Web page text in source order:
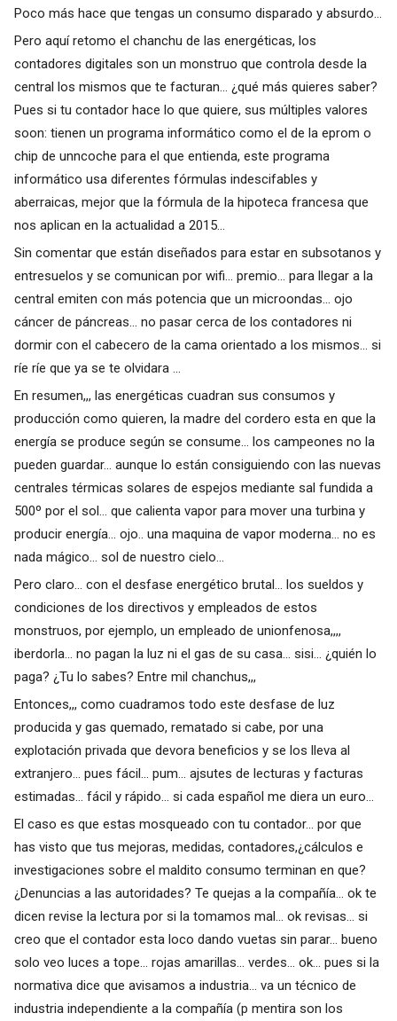
Poco más hace que tengas un consumo disparado y absurdo...
Pero aquí retomo el chanchu de las energéticas, los
contadores digitales son un monstruo que controla desde la
central los mismos que te facturan... ¿qué más quieres saber?
Pues si tu contador hace lo que quiere, sus múltiples valores
soon: tienen un programa informático como el de la eprom o
chip de unncoche para el que entienda, este programa
informático usa diferentes fórmulas indescifables y
aberraicas, mejor que la fórmula de la hipoteca francesa que
nos aplican en la actualidad a 2015...
Sin comentar que están diseñados para estar en subsotanos y
entresuelos y se comunican por wifi... premio... para llegar a la
central emiten con más potencia que un microondas... ojo
cáncer de páncreas... no pasar cerca de los contadores ni
dormir con el cabecero de la cama orientado a los mismos... si
ríe ríe que ya se te olvidara ...
En resumen,,, las energéticas cuadran sus consumos y
producción como quieren, la madre del cordero esta en que la
energía se produce según se consume... los campeones no la
pueden guardar... aunque lo están consiguiendo con las nuevas
centrales térmicas solares de espejos mediante sal fundida a
500º por el sol... que calienta vapor para mover una turbina y
producir energía... ojo.. una maquina de vapor moderna... no es
nada mágico... sol de nuestro cielo...
Pero claro... con el desfase energético brutal... los sueldos y
condiciones de los directivos y empleados de estos
monstruos, por ejemplo, un empleado de unionfenosa,,,,
iberdorla... no pagan la luz ni el gas de su casa... sisi... ¿quién lo
paga? ¿Tu lo sabes? Entre mil chanchus,,,
Entonces,,, como cuadramos todo este desfase de luz
producida y gas quemado, rematado si cabe, por una
explotación privada que devora beneficios y se los lleva al
extranjero... pues fácil... pum... ajsutes de lecturas y facturas
estimadas... fácil y rápido... si cada español me diera un euro...
El caso es que estas mosqueado con tu contador... por que
has visto que tus mejoras, medidas, contadores,¿cálculos e
investigaciones sobre el maldito consumo terminan en que?
¿Denuncias a las autoridades? Te quejas a la compañía... ok te
dicen revise la lectura por si la tomamos mal... ok revisas... si
creo que el contador esta loco dando vuetas sin parar... bueno
solo veo luces a tope... rojas amarillas... verdes... ok... pues si la
normativa dice que avisamos a industria... va un técnico de
industria independiente a la compañía (p mentira son los